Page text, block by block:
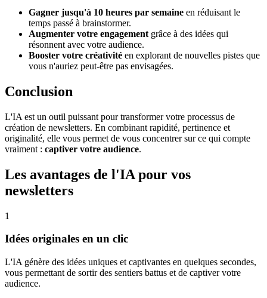
Gagner jusqu'à 10 heures par semaine en réduisant le
temps passé à brainstormer.
Augmenter votre engagement grâce à des idées qui
résonnent avec votre audience.
Booster votre créativité en explorant de nouvelles pistes que
vous n'auriez peut-être pas envisagées.
Conclusion
L'IA est un outil puissant pour transformer votre processus de
création de newsletters. En combinant rapidité, pertinence et
originalité, elle vous permet de vous concentrer sur ce qui compte
vraiment : captiver votre audience.
Les avantages de l'IA pour vos
newsletters
1
Idées originales en un clic
L'IA génère des idées uniques et captivantes en quelques secondes,
vous permettant de sortir des sentiers battus et de captiver votre
audience.